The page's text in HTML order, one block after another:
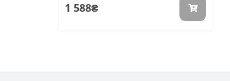
1 588₴